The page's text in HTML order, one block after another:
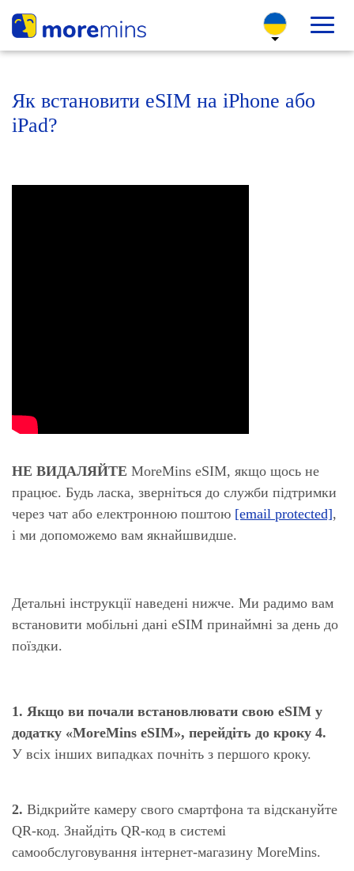
Як встановити eSIM на iPhone або
iPad?
НЕ ВИДАЛЯЙТЕ MoreMins eSIM, якщо щось не
працює. Будь ласка, зверніться до служби підтримки
через чат або електронною поштою [email protected],
і ми допоможемо вам якнайшвидше.
Детальні інструкції наведені нижче. Ми радимо вам
встановити мобільні дані eSIM принаймні за день до
поїздки.
1. Якщо ви почали встановлювати свою eSIM у
додатку «MoreMins eSIM», перейдіть до кроку 4.
У всіх інших випадках почніть з першого кроку.
2. Відкрийте камеру свого смартфона та відскануйте
QR-код. Знайдіть QR-код в системі
самообслуговування інтернет-магазину MoreMins.